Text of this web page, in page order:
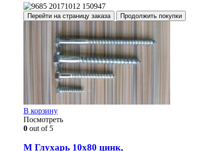
Перейти на страницу заказа Продолжить покупки
В корзину
Посмотреть
0 out of 5
М Глухарь 10х80 цинк,